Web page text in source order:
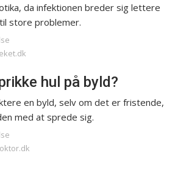
da infektionen breder sig lettere
store problemer.
hul på byld?
en byld, selv om det er fristende,
med at sprede sig.